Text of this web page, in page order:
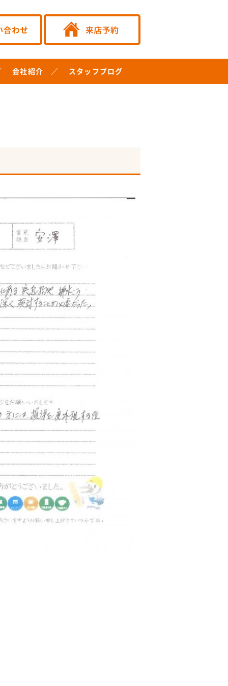
会社紹介 スタッフブログ